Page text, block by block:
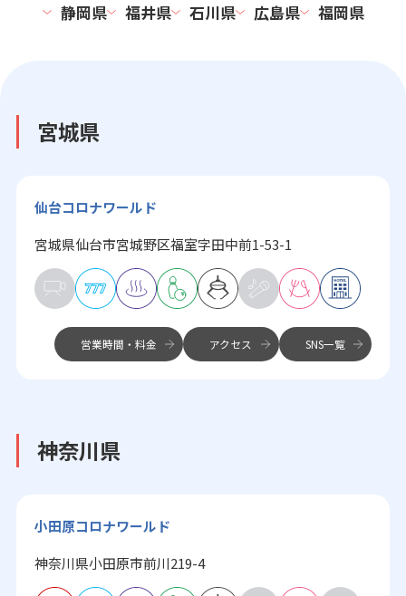
静岡県
福井県 石川県 広島県 福岡県
宮城県
仙台コロナワールド
宮城県仙台市宮城野区福室字田中前1-53-1
営業時間・料金 アクセス SNS一覧
神奈川県
小田原コロナワールド
神奈川県小田原市前川219-4